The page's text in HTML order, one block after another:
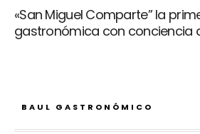
«San Miguel Comparte” la
gastronómica con conciencia
BAUL GASTRONÓMICO